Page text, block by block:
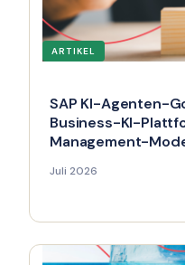
ARTIKEL
SAP KI-Agenten-
Business-KI-
Management-
Juli 2026